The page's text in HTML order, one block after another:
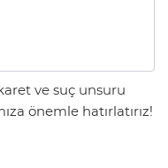
ve suç unsuru
önemle hatırlatırız!